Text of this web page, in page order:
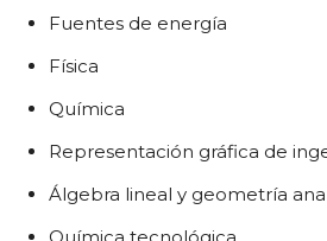
Fuentes de energía
Física
Química
Representación gráfica de
Álgebra lineal y geometría